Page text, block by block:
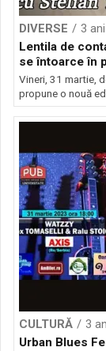
DIVERSE
3
Lentila de
se întoarce în
Vineri, 31 martie,
propune o nouă
CULTURĂ
3
Urban Blues